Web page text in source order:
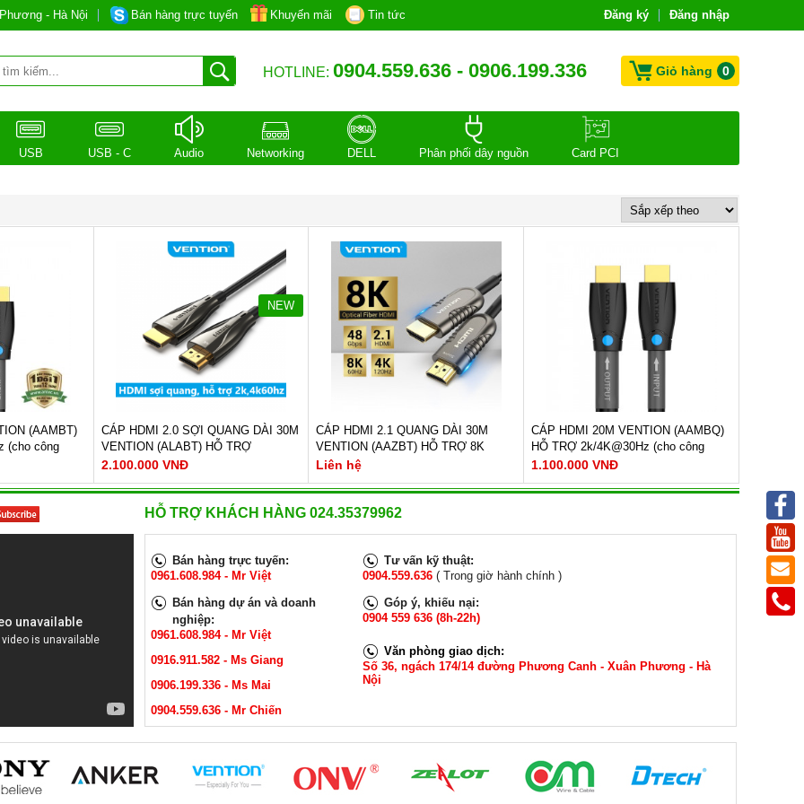
- Hà Nội Bán hàng trực tuyến Khuyến mãi Tin tức Đăng ký Đăng nhập
HOTLINE: 0904.559.636 - 0906.199.336 Giỏ hàng 0
USB USB - C Audio Networking DELL Phân phối dây nguồn
Card PCI
(AAMBT)
(cho công
độ phân giải:
hỗ trợ nguồn
CÁP HDMI 2.0 SỢI QUANG DÀI 30M
VENTION (ALABT) HỖ TRỢ
4K@60Hz
2.100.000 VNĐ
NEW
Cáp chuẩn 2.0
Dây dẫn : Tinned Copper + Optical
Chất liệu: Double Aluminum Foil
Hỗ trợ độ phân giải : 4K@60Hz, Full
HD1080P@120Hz
Tốc độ truyền dữ liệu : 18Gbps
XEM NGAY
Bảo hành: 12 Tháng
2.100.000 VNĐ
CÁP HDMI 2.1 QUANG DÀI 30M
VENTION (AAZBT) HỖ TRỢ 8K
Liên hệ
Hỗ trợ độ phân giải : 8k@60Hz
Vật liệu vỏ : Nhựa PVC
Đầu nối mạ vàng
Hỗ trợ băng thông : 48Gbps
Bảo hành: 12 tháng
CÁP HDMI 20M VENTION (AAMBQ)
HỖ TRỢ 2k/4K@30Hz (cho công
trình)
1.100.000 VNĐ
Tốc độ truyền dữ liệu đạt 10.2Gbps
Dây dẫn: Đồng không oxy
1.100.000 VNĐ
HỖ TRỢ KHÁCH HÀNG 024.35379962
Bán hàng trực tuyến:
0961.608.984 - Mr Việt
Bán hàng dự án và doanh
nghiệp:
0961.608.984 - Mr Việt
0916.911.582 - Ms Giang
0906.199.336 - Ms Mai
0904.559.636 - Mr Chiến
Tư vấn kỹ thuật:
0904.559.636 ( Trong giờ hành chính )
Góp ý, khiếu nại:
0904 559 636 (8h-22h)
Văn phòng giao dịch:
Số 36, ngách 174/14 đường Phương Canh - Xuân Phương - Hà
Nội